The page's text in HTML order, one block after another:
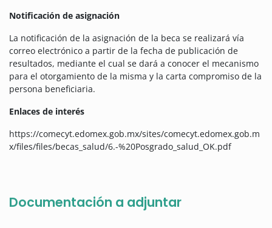
Notificación de asignación
La notificación de la asignación de la beca se realizará vía
correo electrónico a partir de la fecha de publicación de
resultados, mediante el cual se dará a conocer el mecanismo
para el otorgamiento de la misma y la carta compromiso de la
persona beneficiaria.
Enlaces de interés
https://comecyt.edomex.gob.mx/sites/comecyt.edomex.gob.m
x/files/files/becas_salud/6.-%20Posgrado_salud_OK.pdf
Documentación a adjuntar